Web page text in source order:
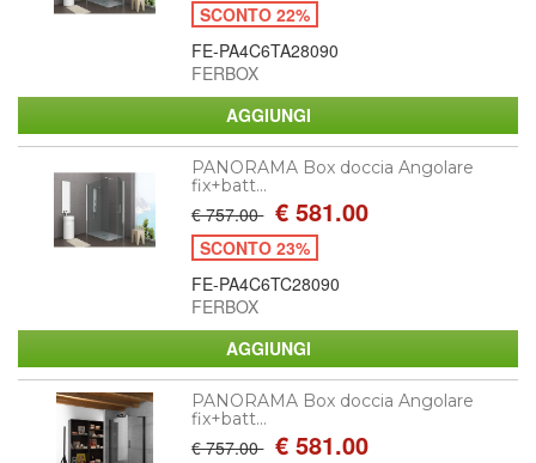
SCONTO 22%
FE-PA4C6TA28090
FERBOX
PANORAMA Box doccia Angolare
fix+batt...
€ 757.00 € 581.00
SCONTO 23%
FE-PA4C6TC28090
FERBOX
PANORAMA Box doccia Angolare
fix+batt...
€ 757.00 € 581.00